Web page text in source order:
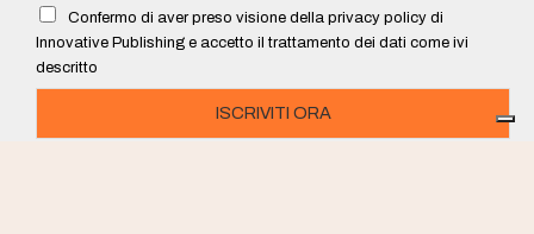
*
Confermo di aver preso visione della privacy policy di
Innovative Publishing e accetto il trattamento dei dati come ivi
descritto
ISCRIVITI ORA